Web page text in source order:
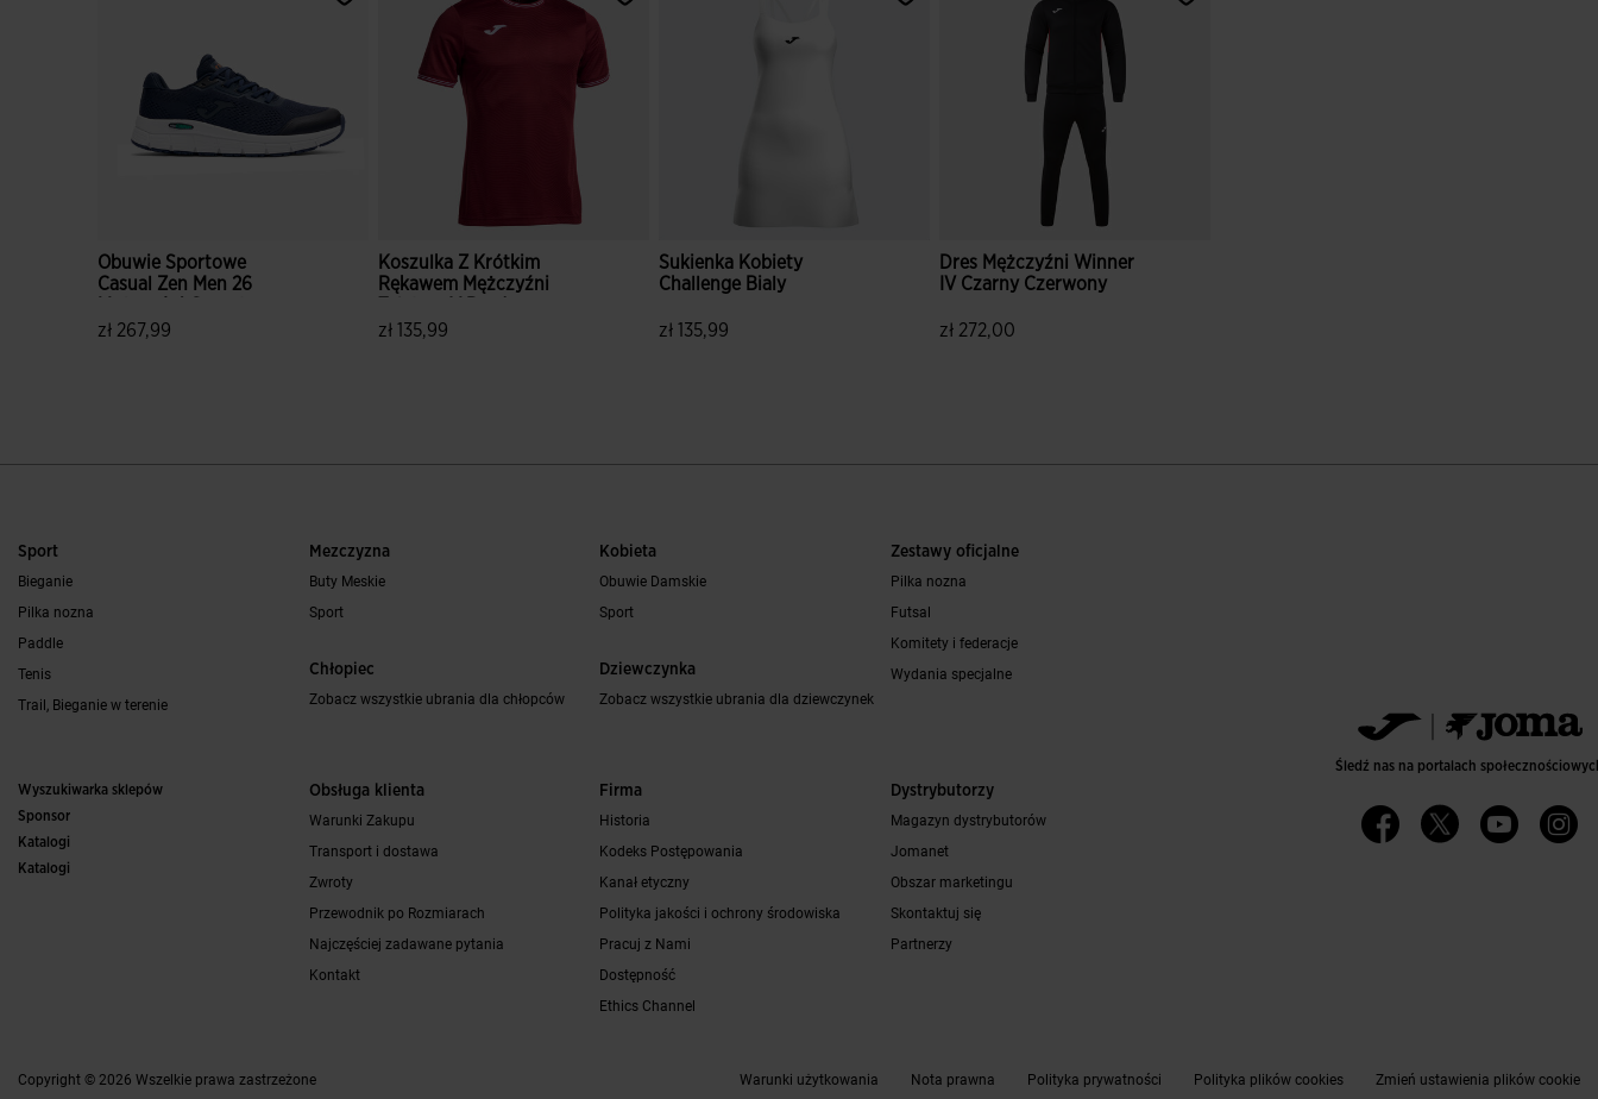
Obuwie Sportowe
Casual Zen Men 26
zł 267,99
Koszulka Z Krótkim
Rękawem Mężczyźni
zł 135,99
Sukienka Kobiety
Challenge Bialy
zł 135,99
Dres Mężczyźni Winner
IV Czarny Czerwony
zł 272,00
Sport
Bieganie
Pilka nozna
Paddle
Tenis
Trail, Bieganie w terenie
Mezczyzna
Buty Meskie
Sport
Chłopiec
Zobacz wszystkie ubrania dla chłopców
Kobieta
Obuwie Damskie
Sport
Dziewczynka
Zobacz wszystkie ubrania dla dziewczynek
Zestawy oficjalne
Pilka nozna
Futsal
Komitety i federacje
Wydania specjalne
Wyszukiwarka sklepów
Sponsor
Katalogi
Katalogi
Obsługa klienta
Warunki Zakupu
Transport i dostawa
Zwroty
Przewodnik po Rozmiarach
Najczęściej zadawane pytania
Kontakt
Firma
Historia
Kodeks Postępowania
Kanał etyczny
Polityka jakości i ochrony środowiska
Pracuj z Nami
Dostępność
Ethics Channel
Dystrybutorzy
Magazyn dystrybutorów
Jomanet
Obszar marketingu
Skontaktuj się
Partnerzy
Śledź nas na portalach
Copyright © 2026 Wszelkie prawa zastrzeżone Warunki użytkowania Nota prawna Polityka prywatności Polityka plików cookies Zmień ustawienia plików cookie